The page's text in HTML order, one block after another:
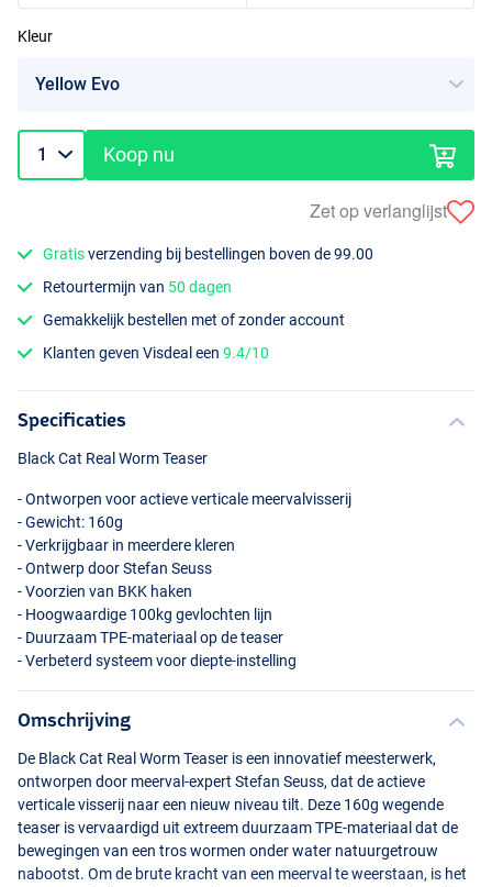
Kleur
Koop nu
Zet op verlanglijst
Gratisverzending bij bestellingen boven de 99.00
Retourtermijn van 50 dagen
Gemakkelijk bestellen met of zonder account
Klanten geven Visdeal een9.4/10
Specificaties
Black Cat Real Worm Teaser
- Ontworpen voor actieve verticale meervalvisserij
- Gewicht: 160g
- Verkrijgbaar in meerdere kleren
- Ontwerp door Stefan Seuss
- Voorzien van BKK haken
- Hoogwaardige 100kg gevlochten lijn
- DuurzaamTPE-materiaal op de teaser
- Verbeterd systeem voor diepte-instelling
Omschrijving
De Black Cat Real Worm Teaser is een innovatief meesterwerk,
ontworpen door meerval-expert Stefan Seuss, dat de actieve
verticale visserij naar een nieuw niveau tilt. Deze 160g wegende
teaser is vervaardigd uit extreem duurzaamTPE-materiaal dat de
bewegingen van een tros wormen onder water natuurgetrouw
nabootst. Om de brute kracht van een meerval te weerstaan, is het